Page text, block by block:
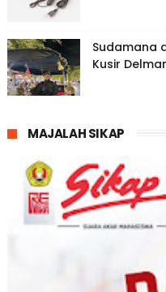
Sudamana
Kusir
MAJALAH SIKAP